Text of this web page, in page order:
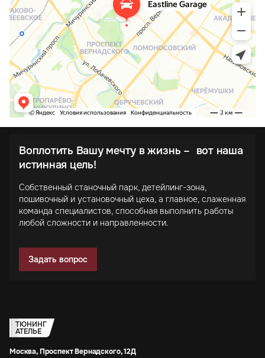
Воплотить Вашу мечту в жизнь – вот наша
истинная цель!
Собственный станочный парк, детейлинг-зона,
пошивочный и установочный цеха, а главное, слаженная
команда специалистов, способная выполнить работы
любой сложности и направленности.
Задать вопрос
ТЮНИНГ
АТЕЛЬЕ
Москва, Проспект Вернадского, 12Д